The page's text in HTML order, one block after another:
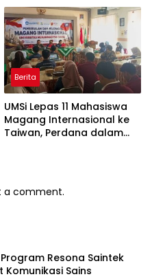
Berita
UMSi Lepas 11 Mahasiswa
Magang Internasional ke
Taiwan, Perdana dalam
a comment.
Program Resona Saintek
Komunikasi Sains